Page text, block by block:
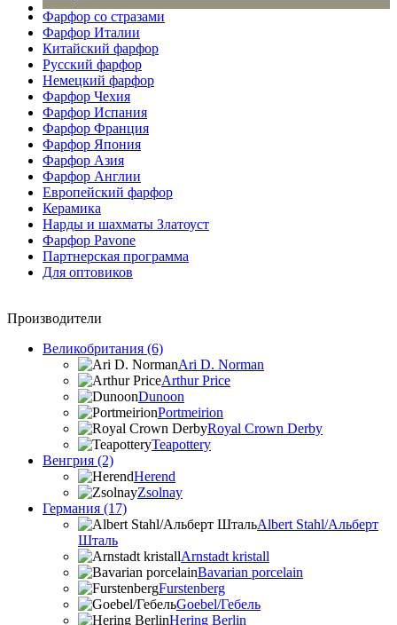
Фарфор со стразами
Фарфор Италии
Китайский фарфор
Русский фарфор
Немецкий фарфор
Фарфор Чехия
Фарфор Испания
Фарфор Франция
Фарфор Япония
Фарфор Азия
Фарфор Англии
Европейский фарфор
Керамика
Нарды и шахматы Златоуст
Фарфор Pavone
Партнерская программа
Для оптовиков
Производители
Великобритания (6)
Ari D. Norman
Arthur Price
Dunoon
Portmeirion
Royal Crown Derby
Teapottery
Венгрия (2)
Herend
Zsolnay
Германия (17)
Albert Stahl/Альбеpт
Шталь
Arnstadt kristall
Bavarian porcelain
Furstenberg
Goebel/Гебель
Hering Berlin